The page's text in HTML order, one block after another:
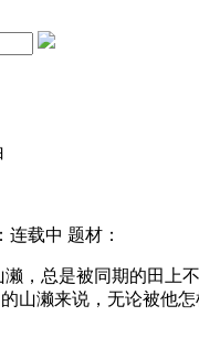
连载中 题材：
，总是被同期的田上
山濑来说，无论被他